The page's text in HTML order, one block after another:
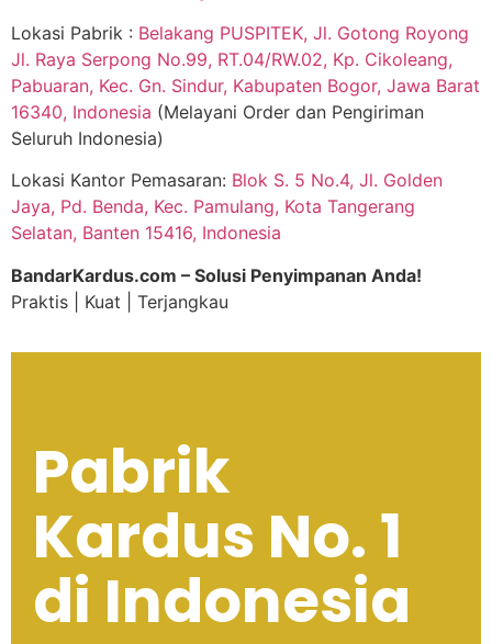
Lokasi Pabrik : Belakang PUSPITEK, Jl. Gotong Royong
Jl. Raya Serpong No.99, RT.04/RW.02, Kp. Cikoleang,
Pabuaran, Kec. Gn. Sindur, Kabupaten Bogor, Jawa Barat
16340, Indonesia (Melayani Order dan Pengiriman
Seluruh Indonesia)
Lokasi Kantor Pemasaran: Blok S. 5 No.4, Jl. Golden
Jaya, Pd. Benda, Kec. Pamulang, Kota Tangerang
Selatan, Banten 15416, Indonesia
BandarKardus.com – Solusi Penyimpanan Anda!
Praktis | Kuat | Terjangkau
Pabrik
Kardus No. 1
di Indonesia